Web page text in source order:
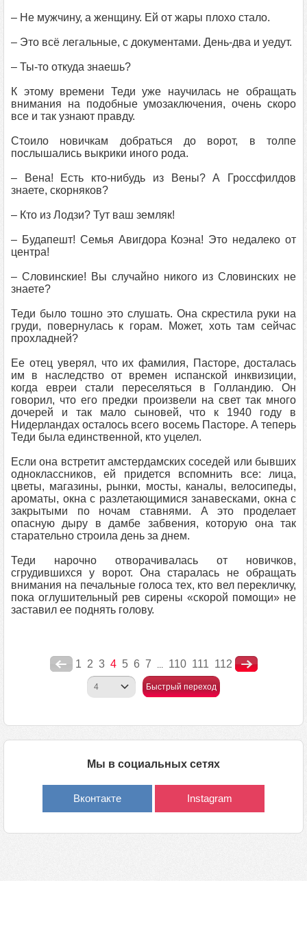
– Не мужчину, а женщину. Ей от жары плохо стало.
– Это всё легальные, с документами. День-два и уедут.
– Ты-то откуда знаешь?
К этому времени Теди уже научилась не обращать
внимания на подобные умозаключения, очень скоро
все и так узнают правду.
Стоило новичкам добраться до ворот, в толпе
послышались выкрики иного рода.
– Вена! Есть кто-нибудь из Вены? А Гроссфилдов
знаете, скорняков?
– Кто из Лодзи? Тут ваш земляк!
– Будапешт! Семья Авигдора Коэна! Это недалеко от
центра!
– Словинские! Вы случайно никого из Словинских не
знаете?
Теди было тошно это слушать. Она скрестила руки на
груди, повернулась к горам. Может, хоть там сейчас
прохладней?
Ее отец уверял, что их фамилия, Пасторе, досталась
им в наследство от времен испанской инквизиции,
когда евреи стали переселяться в Голландию. Он
говорил, что его предки произвели на свет так много
дочерей и так мало сыновей, что к 1940 году в
Нидерландах осталось всего восемь Пасторе. А теперь
Теди была единственной, кто уцелел.
Если она встретит амстердамских соседей или бывших
одноклассников, ей придется вспомнить все: лица,
цветы, магазины, рынки, мосты, каналы, велосипеды,
ароматы, окна с разлетающимися занавесками, окна с
закрытыми по ночам ставнями. А это проделает
опасную дыру в дамбе забвения, которую она так
старательно строила день за днем.
Теди нарочно отворачивалась от новичков,
сгрудившихся у ворот. Она старалась не обращать
внимания на печальные голоса тех, кто вел перекличку,
пока оглушительный рев сирены «скорой помощи» не
заставил ее поднять голову.
1 2 3 4 5 6 7 ... 110 111 112
Быстрый переход
Мы в социальных сетях
Вконтакте Instagram